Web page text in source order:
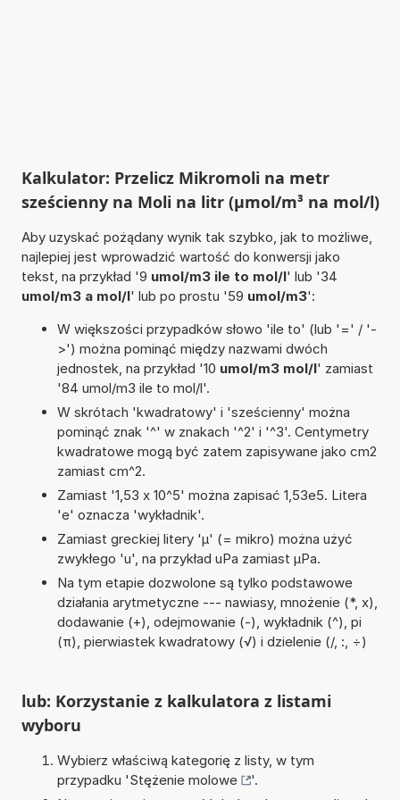
Kalkulator: Przelicz Mikromoli na metr
sześcienny na Moli na litr (µmol/m³ na mol/l)
Aby uzyskać pożądany wynik tak szybko, jak to możliwe,
najlepiej jest wprowadzić wartość do konwersji jako
tekst, na przykład '9 umol/m3 ile to mol/l' lub '34
umol/m3 a mol/l' lub po prostu '59 umol/m3':
W większości przypadków słowo 'ile to' (lub '=' / '-
>') można pominąć między nazwami dwóch
jednostek, na przykład '10 umol/m3 mol/l' zamiast
'84 umol/m3 ile to mol/l'.
W skrótach 'kwadratowy' i 'sześcienny' można
pominąć znak '^' w znakach '^2' i '^3'. Centymetry
kwadratowe mogą być zatem zapisywane jako cm2
zamiast cm^2.
Zamiast '1,53 x 10^5' można zapisać 1,53e5. Litera
'e' oznacza 'wykładnik'.
Zamiast greckiej litery 'µ' (= mikro) można użyć
zwykłego 'u', na przykład uPa zamiast µPa.
Na tym etapie dozwolone są tylko podstawowe
działania arytmetyczne --- nawiasy, mnożenie (*, x),
dodawanie (+), odejmowanie (-), wykładnik (^), pi
(π), pierwiastek kwadratowy (√) i dzielenie (/, :, ÷)
lub: Korzystanie z kalkulatora z listami
wyboru
Wybierz właściwą kategorię z listy, w tym
przypadku 'Stężenie molowe
'.